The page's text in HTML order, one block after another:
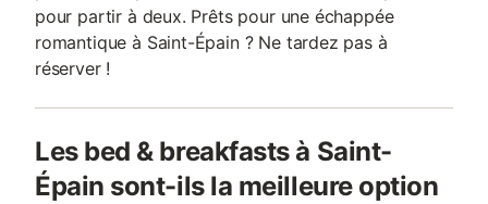
pour partir à deux. Prêts pour une échappée
romantique à Saint-Épain ? Ne tardez pas à
réserver !
Les bed & breakfasts à Saint-
Épain sont-ils la meilleure option